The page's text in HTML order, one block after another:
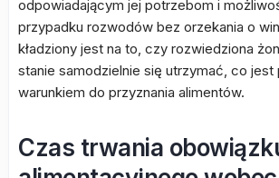
odpowiadającym jej potrzebom i
przypadku rozwodów bez orzekania o
kładziony jest na to, czy rozwiedziona
stanie samodzielnie się utrzymać, co
warunkiem do przyznania alimentów.
Czas trwania